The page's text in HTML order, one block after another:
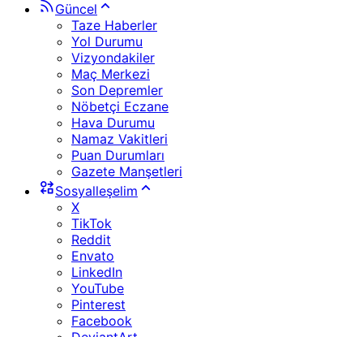
Güncel
Taze Haberler
Yol Durumu
Vizyondakiler
Maç Merkezi
Son Depremler
Nöbetçi Eczane
Hava Durumu
Namaz Vakitleri
Puan Durumları
Gazete Manşetleri
Sosyalleşelim
X
TikTok
Reddit
Envato
LinkedIn
YouTube
Pinterest
Facebook